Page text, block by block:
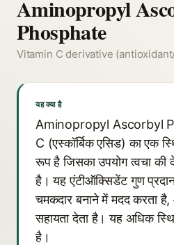
Aminopropyl
Phosphate
Vitamin C derivative
यह क्या है
Aminopropyl Ascorbyl
C (एस्कॉर्बिक एसिड) का एक
रूप है जिसका उपयोग त्वचा की
है। यह एंटीऑक्सिडेंट गुण
चमकदार बनाने में मदद करता
सहायता देता है। यह अधिक
है।